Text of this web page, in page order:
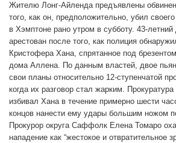
Жителю Лонг-Айленда предъявлены
того, как он, предположительно, убил
в Хэмптоне рано утром в субботу. 43-
арестован после того, как полиция
Кристофера Хана, спрятанное под
дома Аллена. По данным властей, двое
свои планы относительно 12-ступенчатой
когда их разговор стал жарким.
избивал Хана в течение примерно шести
концов нанести ему удары большим ножом
Прокурор округа Саффолк Елена Томаро
нападение как “жестокое и отвратительное